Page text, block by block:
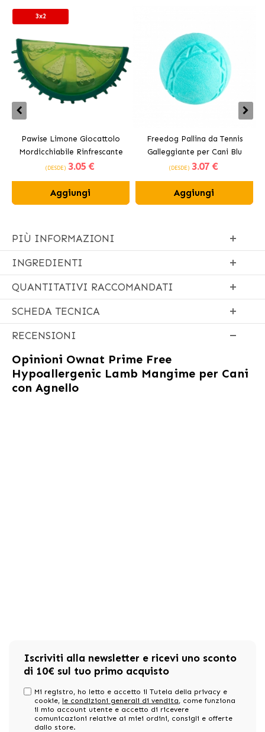
3x2
Pawise Limone Giocattolo
Mordicchiabile Rinfrescante
per Cani 12 cm
(DESDE) 3.05 €
Aggiungi
Freedog Pallina da Tennis
Galleggiante per Cani Blu
(DESDE) 3.07 €
Aggiungi
PIÙ INFORMAZIONI
INGREDIENTI
QUANTITATIVI RACCOMANDATI
SCHEDA TECNICA
RECENSIONI
Opinioni Ownat Prime Free
Hypoallergenic Lamb Mangime per Cani
con Agnello
Iscriviti alla newsletter e ricevi uno sconto
di 10€ sul tuo primo acquisto
Mi registro, ho letto e accetto il Tutela della privacy e
cookie, le condizioni generali di vendita, come funziona
il mio account utente e accetto di ricevere
comunicazioni relative ai miei ordini, consigli e offerte
dallo store.